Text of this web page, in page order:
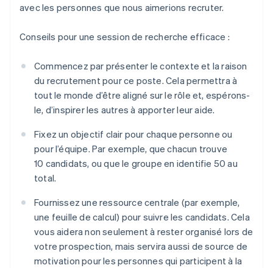
avec les personnes que nous aimerions recruter.
Conseils pour une session de recherche efficace :
Commencez par présenter le contexte et la raison
du recrutement pour ce poste. Cela permettra à
tout le monde d’être aligné sur le rôle et, espérons-
le, d’inspirer les autres à apporter leur aide.
Fixez un objectif clair pour chaque personne ou
pour l’équipe. Par exemple, que chacun trouve
10 candidats, ou que le groupe en identifie 50 au
total.
Fournissez une ressource centrale (par exemple,
une feuille de calcul) pour suivre les candidats. Cela
vous aidera non seulement à rester organisé lors de
votre prospection, mais servira aussi de source de
motivation pour les personnes qui participent à la